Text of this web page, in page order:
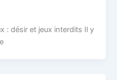
: désir et jeux interdits Il y